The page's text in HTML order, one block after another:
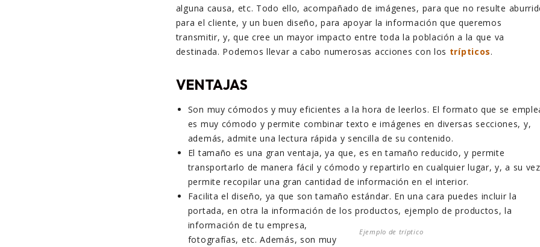
alguna causa, etc. Todo ello, acompañado de imágenes, para que no resulte
para el cliente, y un buen diseño, para apoyar la información que queremos
transmitir, y, que cree un mayor impacto entre toda la población a la que va
destinada. Podemos llevar a cabo numerosas acciones con los trípticos.
VENTAJAS
Son muy cómodos y muy eficientes a la hora de leerlos. El formato que se
es muy cómodo y permite combinar texto e imágenes en diversas secciones, y,
además, admite una lectura rápida y sencilla de su contenido.
El tamaño es una gran ventaja, ya que, es en tamaño reducido, y permite
transportarlo de manera fácil y cómodo y repartirlo en cualquier lugar, y, a su
permite recopilar una gran cantidad de información en el interior.
Facilita el diseño, ya que son tamaño estándar. En una cara puedes incluir la
portada, en otra la información de los productos, ejemplo de productos, la
Ejemplo de tríptico
información de tu empresa,
fotografías, etc. Además, son muy